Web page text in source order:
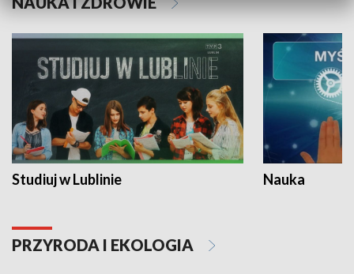
Studiuj w Lublinie Nauka
PRZYRODA I EKOLOGIA